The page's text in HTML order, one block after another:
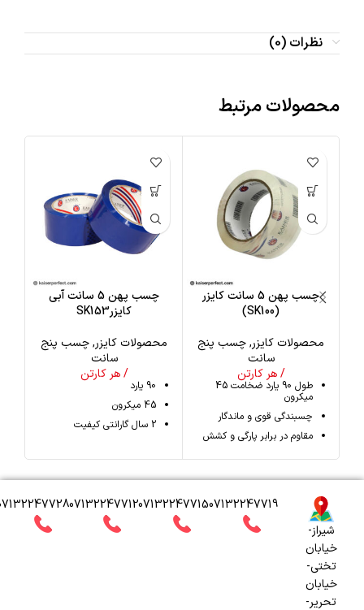
نظرات (0)
محصولات مرتبط
چسب پهن 5 سانت کایزر
(SK100)
محصولات کایزر,چسب پنج
سانت
/ هر کارتن
طول 90 یارد ضخامت 45
میکرون
چسبندگی قوی و ماندگار
مقاوم در برابر پارگی و کشش
چسب پهن 5 سانت آبی
کایزرSK153
محصولات کایزر,چسب پنج
سانت
/ هر کارتن
90 یارد
45 میکرون
2 سال گارانتی کیفیت
071322477120713224771507132247719
شیراز-
خیابان
تختی-
خیابان
تحریر-